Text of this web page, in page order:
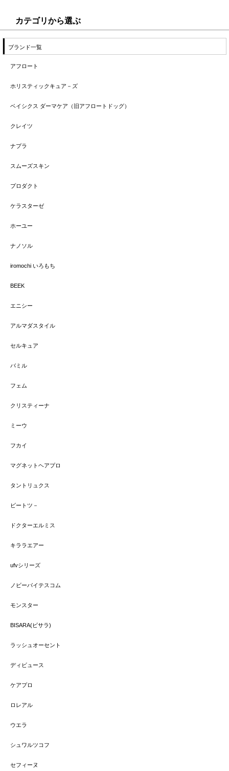
カテゴリから選ぶ
ブランド一覧
アフロート
ホリスティックキュア－ズ
ベイシクス ダーマケア（旧アフロートドッグ）
クレイツ
ナプラ
スムーズスキン
プロダクト
ケラスターゼ
ホーユー
ナノソル
iromochi いろもち
BEEK
エニシー
アルマダスタイル
セルキュア
バミル
フェム
クリスティーナ
ミーウ
フカイ
マグネットヘアプロ
タントリュクス
ビートツ－
ドクターエルミス
キララエアー
ufvシリーズ
ノビーバイテスコム
モンスター
BISARA(ビサラ)
ラッシュオーセント
ディビュース
ケアプロ
ロレアル
ウエラ
シュワルツコフ
セフィーヌ